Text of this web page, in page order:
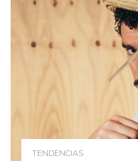
TENDENCIAS